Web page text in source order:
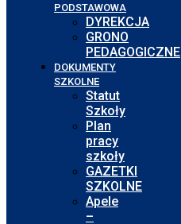
PODSTAWOWA
DYREKCJA
GRONO
PEDAGOGICZNE
DOKUMENTY
SZKOLNE
Statut
Szkoły
Plan
pracy
szkoły
GAZETKI
SZKOLNE
Apele
–